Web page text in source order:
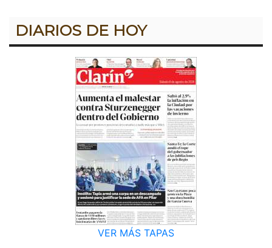
DIARIOS DE HOY
VER MÁS TAPAS